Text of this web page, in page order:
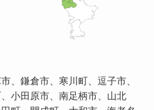
、鎌倉市、寒川町、逗子市、
小田原市、南足柄市、山北